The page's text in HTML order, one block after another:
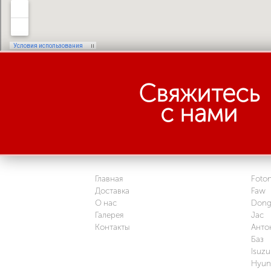
Свяжитесь
с нами
Главная
Доставка
О нас
Галерея
Контакты
Faw
Jac
Баз
Isuzu